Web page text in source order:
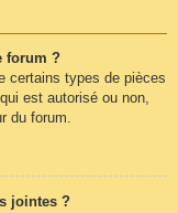
forum ?
certains types de pièces
est autorisé ou non,
du forum.
jointes ?